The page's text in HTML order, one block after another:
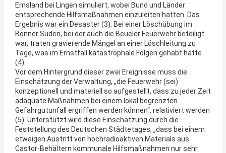
Emsland bei Lingen simuliert, wobei Bund und Länder
entsprechende Hilfsmaßnahmen einzuleiten hatten. Das
Ergebnis war ein Desaster (3). Bei einer Löschübung im
Bonner Süden, bei der auch die Beueler Feuerwehr beteiligt
war, traten gravierende Mängel an einer Löschleitung zu
Tage, was im Ernstfall katastrophale Folgen gehabt hätte
(4).
Vor dem Hintergrund dieser zwei Ereignisse muss die
Einschätzung der Verwaltung, „die Feuerwehr (sei)
konzeptionell und materiell so aufgestellt, dass zu jeder Zeit
adäquate Maßnahmen bei einem lokal begrenzten
Gefahrgutunfall ergriffen werden können“, relativiert werden
(5). Unterstützt wird diese Einschätzung durch die
Feststellung des Deutschen Städtetages, „dass bei einem
etwaigen Austritt von hochradioaktiven Materials aus
Castor-Behältern kommunale Hilfsmaßnahmen nur sehr